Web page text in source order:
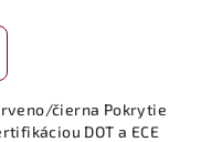
čierna Pokrytie
DOT a ECE